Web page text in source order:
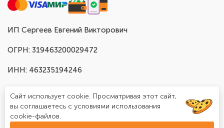
ИП Сергеев Евгений Викторович
ОГРН: 319463200029472
ИНН: 463235194246
Сайт использует cookie. Просматривая этот сайт,
вы соглашаетесь с условиями использования
cookie-файлов.